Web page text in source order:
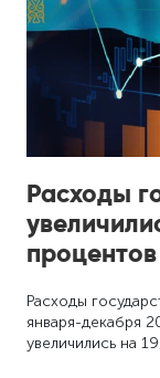
Расходы
процентов
Расходы
января-декабря
увеличились на